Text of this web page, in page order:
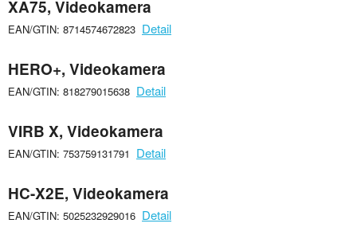
XA75, Videokamera
EAN/GTIN: 8714574672823 Detail
HERO+, Videokamera
EAN/GTIN: 818279015638 Detail
VIRB X, Videokamera
EAN/GTIN: 753759131791 Detail
HC-X2E, Videokamera
EAN/GTIN: 5025232929016 Detail